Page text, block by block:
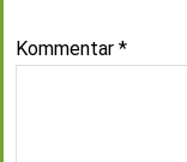
Kommentar *